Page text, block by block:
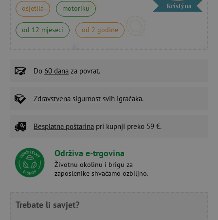
osjetila motoriku
od 12 mjeseci od 2 godine
Kristýna
Do 60 dana za povrat.
Zdravstvena sigurnost svih igračaka.
Besplatna poštarina pri kupnji preko 59 €.
Održiva e-trgovina
Životnu okolinu i brigu za
zaposlenike shvaćamo ozbiljno.
Trebate li savjet?